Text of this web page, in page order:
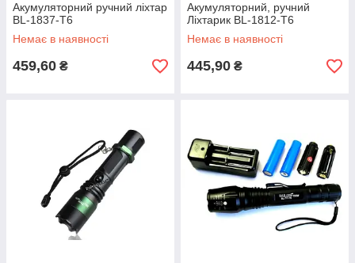
Акумуляторний ручний ліхтар
BL-1837-T6
Немає в наявності
459,60 ₴
Акумуляторний, ручний
Ліхтарик BL-1812-T6
Немає в наявності
445,90 ₴